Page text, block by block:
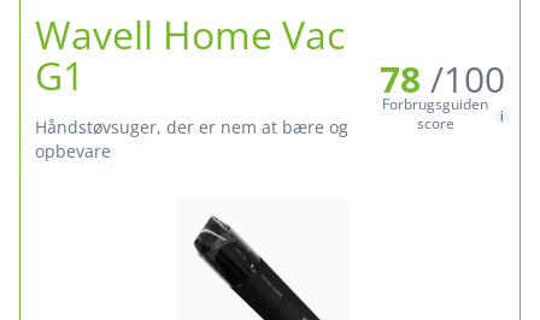
Wavell Home Vac
G1
Håndstøvsuger, der er nem at bære og
opbevare
78 /100
Forbrugsguiden
score